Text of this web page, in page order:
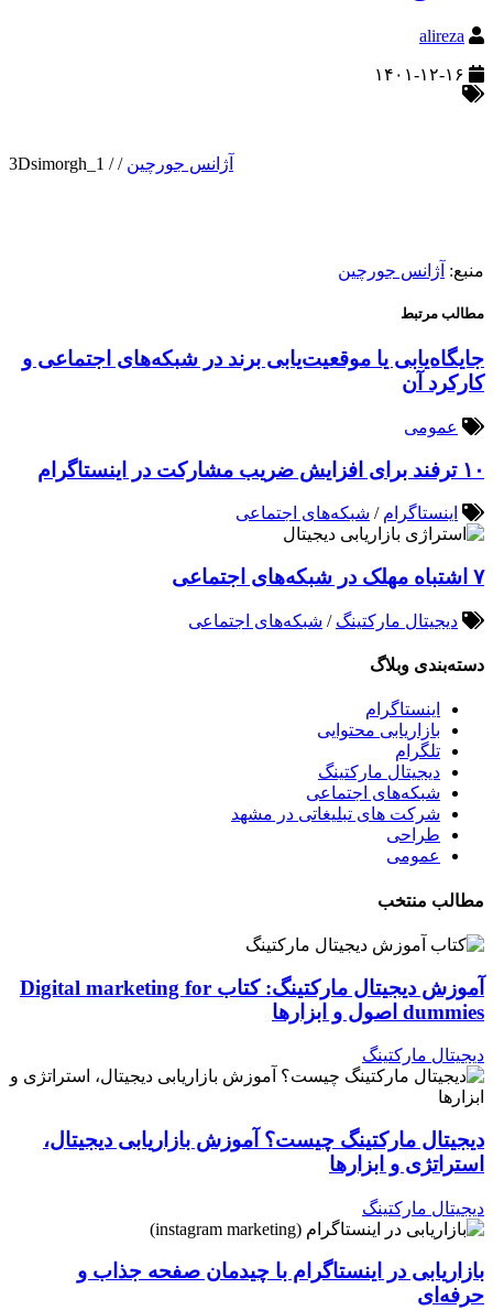
alireza
آژانس جورچین /
/
3Dsimorgh_1
منبع: آژانس جورچین
مطالب مرتبط
جایگاه‌یابی یا موقعیت‌یابی برند در شبکه‌های اجتماعی و
کارکرد آن
عمومی
۱۰ ترفند برای افزایش ضریب مشارکت در اینستاگرام
اینستاگرام / شبکه‌های اجتماعی
۷ اشتباه مهلک در شبکه‌های اجتماعی
دیجیتال مارکتینگ / شبکه‌های اجتماعی
دسته‌بندی وبلاگ
اینستاگرام
بازاریابی محتوایی
تلگرام
دیجیتال مارکتینگ
شبکه‌های اجتماعی
شرکت های تبلیغاتی در مشهد
طراحی
عمومی
مطالب منتخب
آموزش دیجیتال مارکتینگ: کتاب Digital marketing for
dummies اصول و ابزارها
دیجیتال مارکتینگ
دیجیتال مارکتینگ چیست؟ آموزش بازاریابی دیجیتال،
استراتژی و ابزارها
دیجیتال مارکتینگ
بازاریابی در اینستاگرام با چیدمان صفحه جذاب و
حرفه‌ای